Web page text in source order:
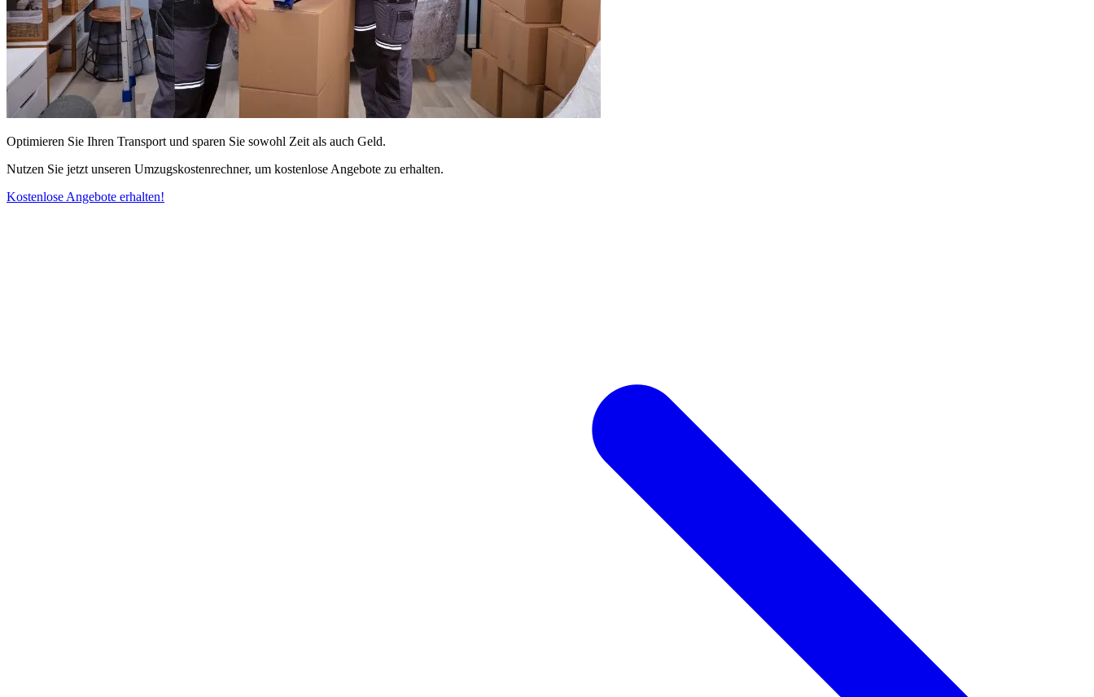
Optimieren Sie Ihren Transport und sparen Sie sowohl Zeit als auch Geld.
Nutzen Sie jetzt unseren Umzugskostenrechner, um kostenlose Angebote zu erhalten.
Kostenlose Angebote erhalten!